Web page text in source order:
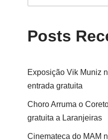
Posts
Exposição Vik Muniz
entrada gratuita
Choro Arruma o
gratuita a Laranjeiras
Cinemateca do MAM